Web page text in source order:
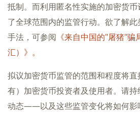
抵制。而利用匿名性实施的加密货
了全球范围内的监管行动。欲了解
手法，可参阅 《来自中国的"屠猪"
汇）》。
拟议加密货币监管的范围和程度将
有）加密货币投资者及使用者。请
动态——以及这些监管变化将如何影